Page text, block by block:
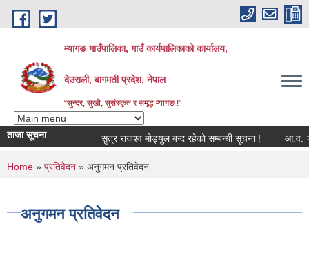
Skip to main content
म्यागङ गाउँपालिका, गाउँ कार्यपालिकाको कार्यालय,
देउराली, बागमती प्रदेश, नेपाल
“सुन्दर, सुखी, सुसंस्कृत र समृद्ध म्यागङ !”
ताजा सूचना सुत्र राजश्व मोड्युल बन्द रहेको सम्बन्धी सूचना ! आ.व.
You are here
Home » प्रतिवेदन » अनुगमन प्रतिवेदन
अनुगमन प्रतिवेदन